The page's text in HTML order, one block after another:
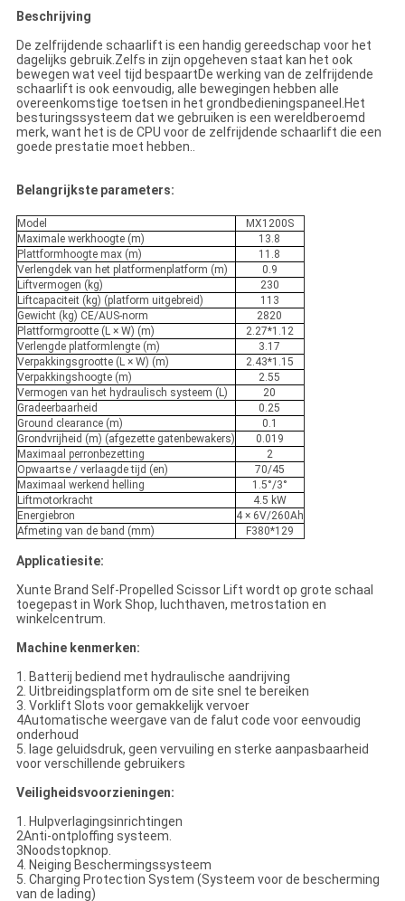
Beschrijving
De zelfrijdende schaarlift is een handig gereedschap voor het
dagelijks gebruik.Zelfs in zijn opgeheven staat kan het ook
bewegen wat veel tijd bespaartDe werking van de zelfrijdende
schaarlift is ook eenvoudig, alle bewegingen hebben alle
overeenkomstige toetsen in het grondbedieningspaneel.Het
besturingssysteem dat we gebruiken is een wereldberoemd
merk, want het is de CPU voor de zelfrijdende schaarlift die een
goede prestatie moet hebben..
Belangrijkste parameters:
Model
MX1200S
Maximale werkhoogte (m)
13.8
Plattformhoogte max (m)
11.8
Verlengdek van het platformenplatform (m)
0.9
Liftvermogen (kg)
230
Liftcapaciteit (kg) (platform uitgebreid)
113
Gewicht (kg) CE/AUS-norm
2820
Plattformgrootte (L × W) (m)
2.27*1.12
Verlengde platformlengte (m)
3.17
Verpakkingsgrootte (L × W) (m)
2.43*1.15
Verpakkingshoogte (m)
2.55
Vermogen van het hydraulisch systeem (L)
20
Gradeerbaarheid
0.25
Ground clearance (m)
0.1
Grondvrijheid (m) (afgezette gatenbewakers)
0.019
Maximaal perronbezetting
2
Opwaartse / verlaagde tijd (en)
70/45
Maximaal werkend helling
1.5°/3°
Liftmotorkracht
4.5 kW
Energiebron
4 × 6V/260Ah
Afmeting van de band (mm)
F380*129
Applicatiesite:
Xunte Brand Self-Propelled Scissor Lift wordt op grote schaal
toegepast in Work Shop, luchthaven, metrostation en
winkelcentrum.
Machine kenmerken:
1. Batterij bediend met hydraulische aandrijving
2. Uitbreidingsplatform om de site snel te bereiken
3. Vorklift Slots voor gemakkelijk vervoer
4Automatische weergave van de falut code voor eenvoudig
onderhoud
5. lage geluidsdruk, geen vervuiling en sterke aanpasbaarheid
voor verschillende gebruikers
Veiligheidsvoorzieningen:
1. Hulpverlagingsinrichtingen
2Anti-ontploffing systeem.
3Noodstopknop.
4. Neiging Beschermingssysteem
5. Charging Protection System (Systeem voor de bescherming
van de lading)